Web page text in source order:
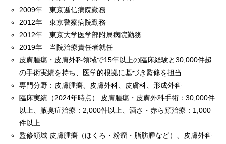
2009年 東京逓信病院勤務
2012年 東京警察病院勤務
2012年 東京大学医学部附属病院勤務
2019年 当院治療責任者就任
皮膚腫瘍・皮膚外科領域で15年以上の臨床経験と30,000件超
の手術実績を持ち、医学的根拠に基づき監修を担当
専門分野：皮膚腫瘍、皮膚外科、皮膚科、形成外科
臨床実績（2024年時点） 皮膚腫瘍・皮膚外科手術：30,000件
以上、腋臭症治療：2,000件以上、酒さ・赤ら顔治療：1,000
件以上
監修領域 皮膚腫瘍（ほくろ・粉瘤・脂肪腫など）、皮膚外科